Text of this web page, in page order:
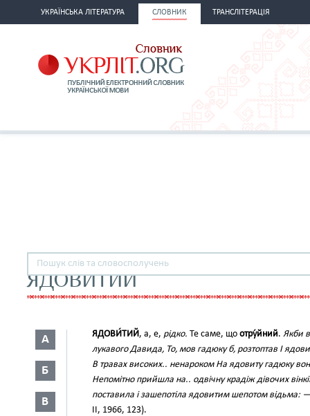
УКРАЇНСЬКА ЛІТЕРАТУРА СЛОВНИК ТРАНСЛІТЕРАЦІЯ
ЯДОВИТИЙ
А
Б
В
ЯДОВИ́ТИЙ, а, е, рідко. Те саме, що отру́йний. Якби
лукавого Давида, То, мов гадюку б, розтоптав І
В травах високих.. ненароком На ядовиту гадюку
Непомітно прийшла на.. одвічну крадіж дівочих
поставила і зашепотіла ядовитим шепотом відьма:
II, 1966, 123).